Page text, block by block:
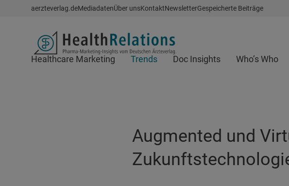
Schnellzugriff
aerzteverlag.deMediadatenÜber unsKontaktNewsletterGespeicherte Beiträge
Header
Healthcare Marketing Trends Doc Insights Who’s Who
Augmented und